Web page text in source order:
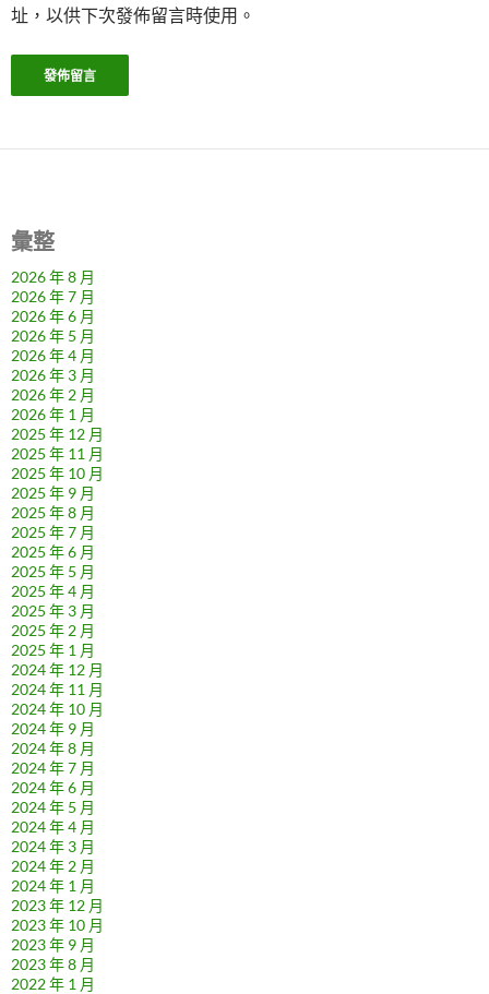
址，以供下次發佈留言時使用。
彙整
2026 年 8 月
2026 年 7 月
2026 年 6 月
2026 年 5 月
2026 年 4 月
2026 年 3 月
2026 年 2 月
2026 年 1 月
2025 年 12 月
2025 年 11 月
2025 年 10 月
2025 年 9 月
2025 年 8 月
2025 年 7 月
2025 年 6 月
2025 年 5 月
2025 年 4 月
2025 年 3 月
2025 年 2 月
2025 年 1 月
2024 年 12 月
2024 年 11 月
2024 年 10 月
2024 年 9 月
2024 年 8 月
2024 年 7 月
2024 年 6 月
2024 年 5 月
2024 年 4 月
2024 年 3 月
2024 年 2 月
2024 年 1 月
2023 年 12 月
2023 年 10 月
2023 年 9 月
2023 年 8 月
2022 年 1 月